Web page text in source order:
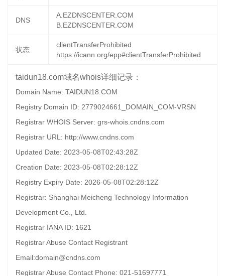
DNS
A.EZDNSCENTER.COM
B.EZDNSCENTER.COM
状态
clientTransferProhibited
https://icann.org/epp#clientTransferProhibited
taidun18.com域名whois详细记录：
Domain Name: TAIDUN18.COM
Registry Domain ID: 2779024661_DOMAIN_COM-VRSN
Registrar WHOIS Server: grs-whois.cndns.com
Registrar URL: http://www.cndns.com
Updated Date: 2023-05-08T02:43:28Z
Creation Date: 2023-05-08T02:28:12Z
Registry Expiry Date: 2026-05-08T02:28:12Z
Registrar: Shanghai Meicheng Technology Information
Development Co., Ltd.
Registrar IANA ID: 1621
Registrar Abuse Contact Registrant
Email:domain@cndns.com
Registrar Abuse Contact Phone: 021-51697771